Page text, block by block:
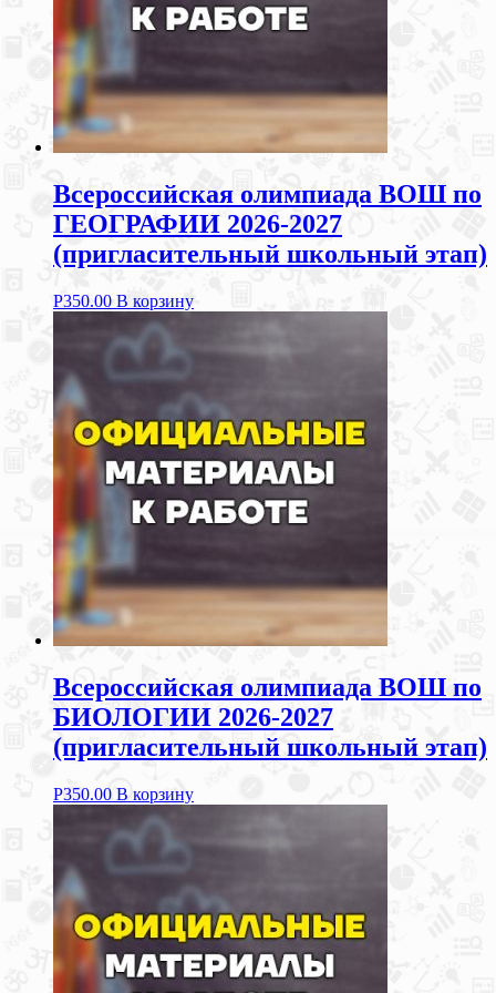
Всероссийская олимпиада ВОШ по
ГЕОГРАФИИ 2026-2027
(пригласительный школьный этап)
Р350.00 В корзину
Всероссийская олимпиада ВОШ по
БИОЛОГИИ 2026-2027
(пригласительный школьный этап)
Р350.00 В корзину